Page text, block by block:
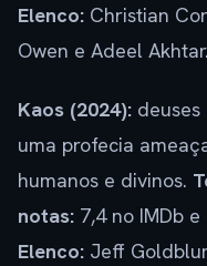
Elenco: Christian
Owen e Adeel Akhtar.
Kaos (2024):
uma profecia
humanos e divinos.
notas: 7,4 no IMDb
Elenco: Jeff